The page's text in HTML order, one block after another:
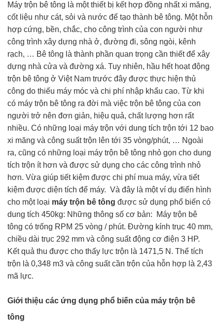
Máy trộn bê tông là một thiết bị kết hợp đồng nhất xi măng,
cốt liệu như cát, sỏi và nước để tạo thành bê tông. Một hỗn
hợp cứng, bền, chắc, cho công trình của con người như
công trình xây dựng nhà ở, đường đi, sông ngòi, kênh
rạch, … Bê tông là thành phần quan trọng cần thiết để xây
dựng nhà cửa và đường xá. Tuy nhiên, hầu hết hoạt động
trộn bê tông ở Việt Nam trước đây được thực hiện thủ
công do thiếu máy móc và chi phí nhập khẩu cao. Từ khi
có máy trộn bê tông ra đời mà việc trộn bê tông của con
người trở nên đơn giản, hiệu quả, chất lượng hơn rất
nhiều. Có những loại máy trộn với dung tích trộn tới 12 bao
xi măng và công suất trộn lên tới 35 vòng/phút, … Ngoài
ra, cũng có những loại máy trộn bê tông nhỏ gọn cho dung
tích trộn ít hơn và được sử dụng cho các công trình nhỏ
hơn. Vừa giúp tiết kiệm được chi phí mua máy, vừa tiết
kiệm được diện tích để máy. Và đây là một ví dụ điển hình
cho một loại máy trộn bê tông được sử dụng phổ biến có
dung tích 450kg: Những thông số cơ bản: Máy trộn bê
tông có trống RPM 25 vòng / phút. Đường kính trục 40 mm,
chiều dài trục 292 mm và công suất động cơ điện 3 HP.
Kết quả thu được cho thấy lực trộn là 1471,5 N. Thể tích
trộn là 0,348 m3 và công suất cần trộn của hỗn hợp là 2,43
mã lực.
Giới thiệu các ứng dụng phổ biến của máy trộn bê
tông